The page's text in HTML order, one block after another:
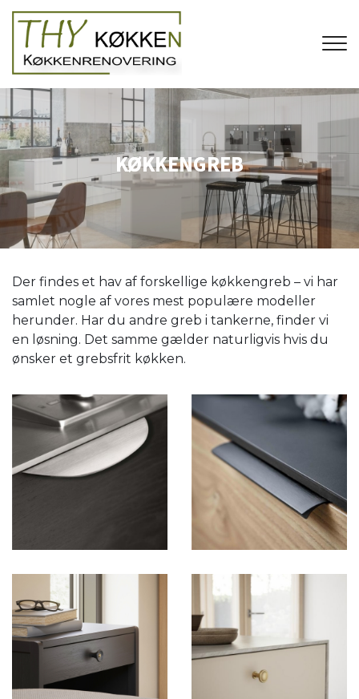
Gå
hovedindhold
KØKKENGREB
Der findes et hav af forskellige køkkengreb – vi har
samlet nogle af vores mest populære modeller
herunder. Har du andre greb i tankerne, finder vi
en løsning. Det samme gælder naturligvis hvis du
ønsker et grebsfrit køkken.